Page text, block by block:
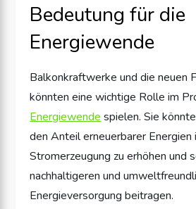
Bedeutung für die
Energiewende
Balkonkraftwerke und die neuen
könnten eine wichtige Rolle im
Energiewende spielen. Sie
den Anteil erneuerbarer Energien
Stromerzeugung zu erhöhen und
nachhaltigeren und
Energieversorgung beitragen.